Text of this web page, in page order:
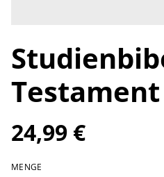
Testament
24,99 €
MENGE